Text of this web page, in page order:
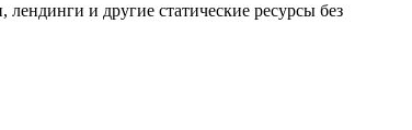
и другие статические ресурсы без